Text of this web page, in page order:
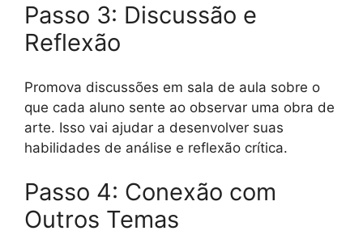
Passo 3: Discussão e
Reflexão
Promova discussões em sala de aula sobre o
que cada aluno sente ao observar uma obra de
arte. Isso vai ajudar a desenvolver suas
habilidades de análise e reflexão crítica.
Passo 4: Conexão com
Outros Temas